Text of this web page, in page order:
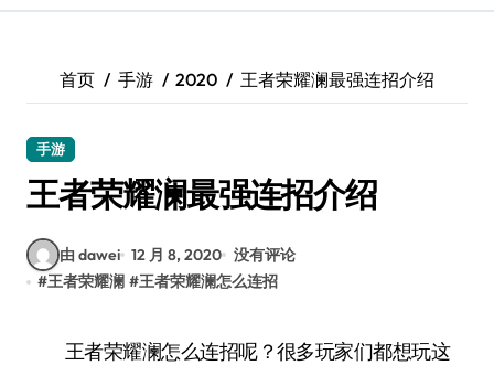
首页 手游 2020 王者荣耀澜最强连招介绍
手游
王者荣耀澜最强连招介绍
由 dawei 12 月 8, 2020 没有评论
#王者荣耀澜 #王者荣耀澜怎么连招
王者荣耀澜怎么连招呢？很多玩家们都想玩这